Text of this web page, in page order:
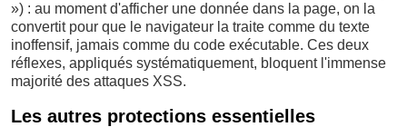
») : au moment d'afficher une donnée dans la page, on la
convertit pour que le navigateur la traite comme du texte
inoffensif, jamais comme du code exécutable. Ces deux
réflexes, appliqués systématiquement, bloquent l'immense
majorité des attaques XSS.
Les autres protections essentielles